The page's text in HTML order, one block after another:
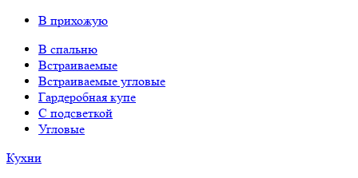
В прихожую
В спальню
Встраиваемые
Встраиваемые угловые
Гардеробная купе
С подсветкой
Угловые
Кухни